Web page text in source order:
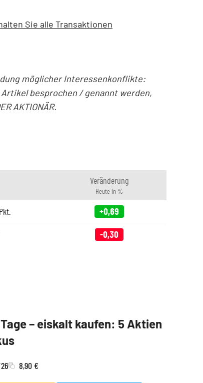
Sie alle Transaktionen
möglicher Interessenkonflikte:
besprochen / genannt werden,
AKTIONÄR.
Veränderung
Heute in %
Pkt. +0,69
-0,30
– eiskalt kaufen: 5 Aktien
8,90 €